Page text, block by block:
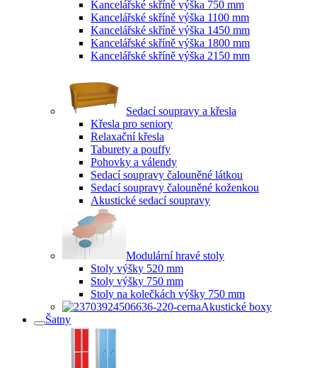
Kancelářské skříně výška 750 mm
Kancelářské skříně výška 1100 mm
Kancelářské skříně výška 1450 mm
Kancelářské skříně výška 1800 mm
Kancelářské skříně výška 2150 mm
Sedací soupravy a křesla
Křesla pro seniory
Relaxační křesla
Taburety a pouffy
Pohovky a válendy
Sedací soupravy čalouněné látkou
Sedací soupravy čalouněné koženkou
Akustické sedací soupravy
Modulární hravé stoly
Stoly výšky 520 mm
Stoly výšky 750 mm
Stoly na kolečkách výšky 750 mm
Akustické boxy
Šatny